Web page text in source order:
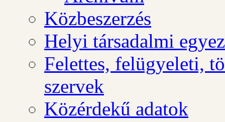
Közbeszerzés
Helyi társadalmi
Felettes, felügyeleti,
szervek
Közérdekű adatok